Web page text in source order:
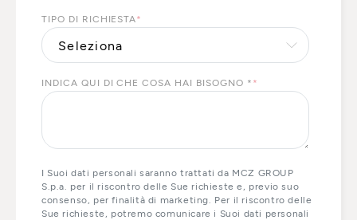
TIPO DI RICHIESTA*
INDICA QUI DI CHE COSA HAI BISOGNO * *
I Suoi dati personali saranno trattati da MCZ GROUP
S.p.a. per il riscontro delle Sue richieste e, previo suo
consenso, per finalità di marketing. Per il riscontro delle
Sue richieste, potremo comunicare i Suoi dati personali